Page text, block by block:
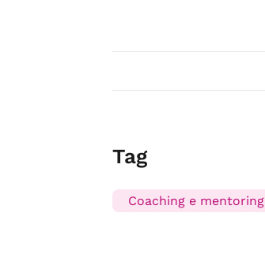
Tag
Coaching e mentoring